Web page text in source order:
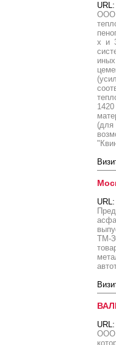
URL:
ООО
х и
URL:
ТМ-
URL:
ООО